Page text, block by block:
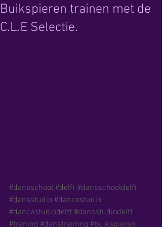
Buikspieren trainen met de
C.L.E Selectie.
#dansschool #delft #dansschooldelft
#dansstudio #dancestudio
#dancestudiodelft #dansstudiodelft
#traning #danstraining #buikspieren